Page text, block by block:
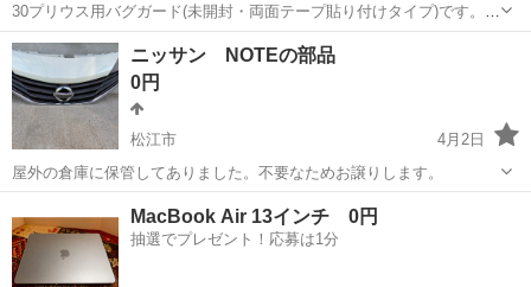
30プリウス用バグガード(未開封・両面テープ貼り付けタイプ)です。人
と違ったプリウスにしたい方にオススメです。 ノークレーム、ノーリ
ターン、ノーキャンセルでお願いします。 旧出雲市内、斐川町は無料
で配達します。その他の地...
島根 出雲市 外装、車外用品 バグ
ニッサン NOTEの部品
0円
松江市
4月2日
屋外の倉庫に保管してありました。不要なためお譲りします。
MacBook Air 13インチ 0円
抽選でプレゼント！応募は1分